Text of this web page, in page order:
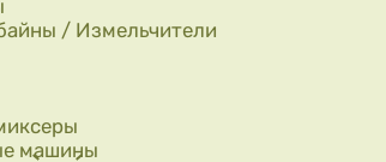
/ Измельчители
машины